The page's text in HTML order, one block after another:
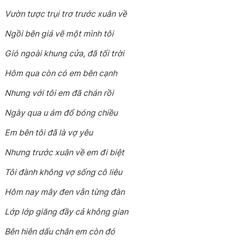
Vườn tược trụi trơ trước xuân về
Ngồi bên giá vẽ một mình tôi
Gió ngoài khung cửa, đã tối trời
Hôm qua còn có em bên cạnh
Nhưng với tôi em đã chán rồi
Ngày qua u ám đổ bóng chiều
Em bên tôi đã là vợ yêu
Nhưng trước xuân về em đi biệt
Tôi đành không vợ sống cô liêu
Hôm nay mây đen vẫn từng đàn
Lớp lớp giăng đầy cả không gian
Bên hiên dấu chân em còn đó